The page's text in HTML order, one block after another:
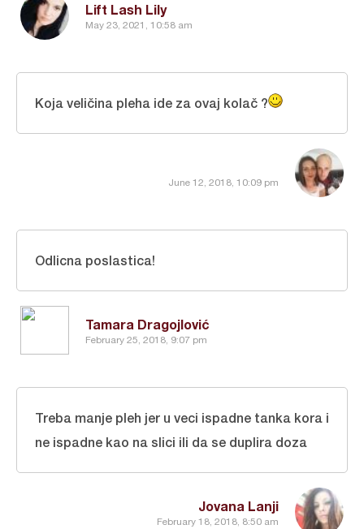
Lift Lash Lily
May 23, 2021, 10:58 am
June 12, 2018, 10:09 pm
Koja veličina pleha ide za ovaj kolač ?
Tamara Dragojlović
February 25, 2018, 9:07 pm
Odlicna poslastica!
Jovana Lanji
February 18, 2018, 8:50 am
Treba manje pleh jer u veci ispadne tanka kora i
ne ispadne kao na slici ili da se duplira doza